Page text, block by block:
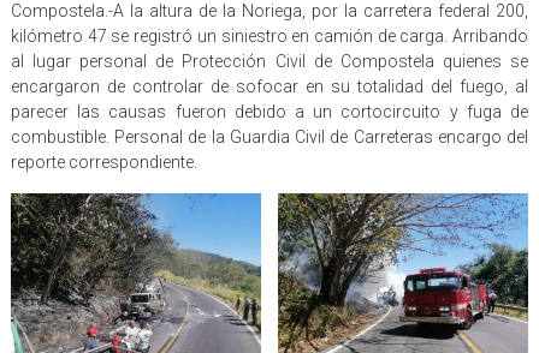
Compostela.-A la altura de la Noriega, por la carretera federal 200,
kilómetro 47 se registró un siniestro en camión de carga. Arribando
al lugar personal de Protección Civil de Compostela quienes se
encargaron de controlar de sofocar en su totalidad del fuego, al
parecer las causas fueron debido a un cortocircuito y fuga de
combustible. Personal de la Guardia Civil de Carreteras encargo del
reporte correspondiente.